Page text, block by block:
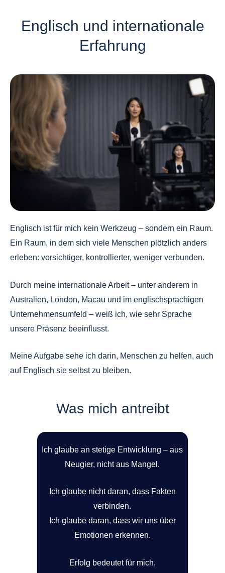
Englisch und internationale
Erfahrung
Englisch ist für mich kein Werkzeug – sondern ein Raum.
Ein Raum, in dem sich viele Menschen plötzlich anders
erleben: vorsichtiger, kontrollierter, weniger verbunden.
Durch meine internationale Arbeit – unter anderem in
Australien, London, Macau und im englischsprachigen
Unternehmensumfeld – weiß ich, wie sehr Sprache
unsere Präsenz beeinflusst.
Meine Aufgabe sehe ich darin, Menschen zu helfen, auch
auf Englisch sie selbst zu bleiben.
Was mich antreibt
Ich glaube an stetige Entwicklung – aus
Neugier, nicht aus Mangel.
Ich glaube nicht daran, dass Fakten
verbinden.
Ich glaube daran, dass wir uns über
Emotionen erkennen.
Erfolg bedeutet für mich,